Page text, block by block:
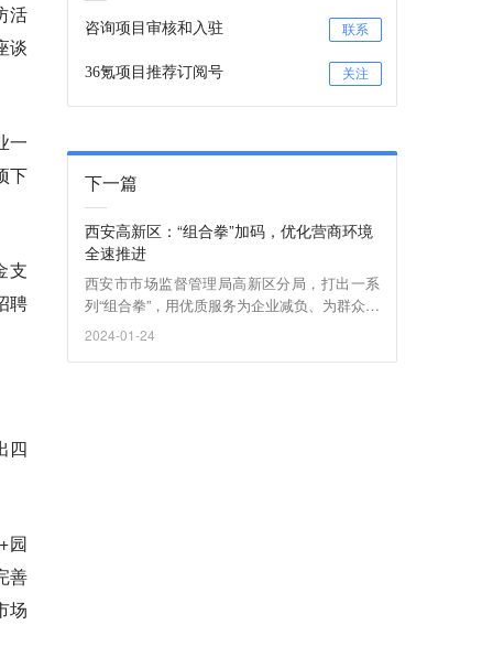
活
谈
一
下
支
聘
四
园
善
场
咨询项目审核和入驻 联系
36氪项目推荐订阅号 关注
下一篇
西安高新区：“组合拳”加码，优化营商环境
全速推进
西安市市场监督管理局高新区分局，打出一系
列“组合拳”，用优质服务为企业减负、为群众解
忧。
2024-01-24